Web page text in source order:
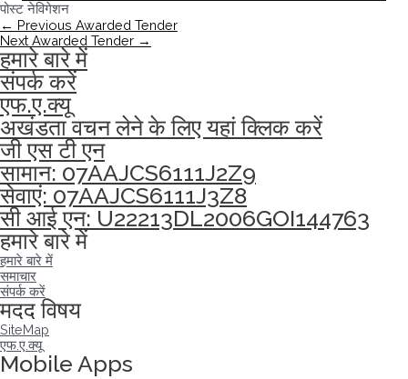
पोस्ट नेविगेशन
← Previous Awarded Tender
Next Awarded Tender →
हमारे बारे में
संपर्क करें
एफ.ए.क्यू
अखंडता वचन लेने के लिए यहां क्लिक करें
जी एस टी एन
सामान: 07AAJCS6111J2Z9
सेवाएं: 07AAJCS6111J3Z8
सी आई एन: U22213DL2006GOI144763
हमारे बारे में
हमारे बारे में
समाचार
संपर्क करें
मदद विषय
SiteMap
एफ.ए.क्यू
Mobile Apps